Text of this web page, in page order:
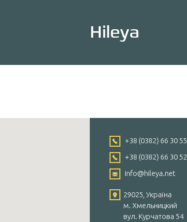
Hileya
+38 (0382) 66 30 55
+38 (0382) 66 30 52
info@hileya.net
29025, Україна
м. Хмельницкий
вул. Курчатова 54